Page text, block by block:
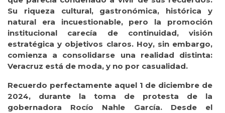
Su riqueza cultural, gastronómica, histórica y
natural era incuestionable, pero la promoción
institucional carecía de continuidad, visión
estratégica y objetivos claros. Hoy, sin embargo,
comienza a consolidarse una realidad distinta:
Veracruz está de moda, y no por casualidad.
Recuerdo perfectamente aquel 1 de diciembre de
2024, durante la toma de protesta de la
gobernadora Rocío Nahle García. Desde el